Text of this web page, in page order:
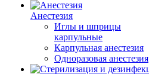
Анестезия
Иглы и шприцы
карпульные
Карпульная анестезия
Одноразовая анестезия